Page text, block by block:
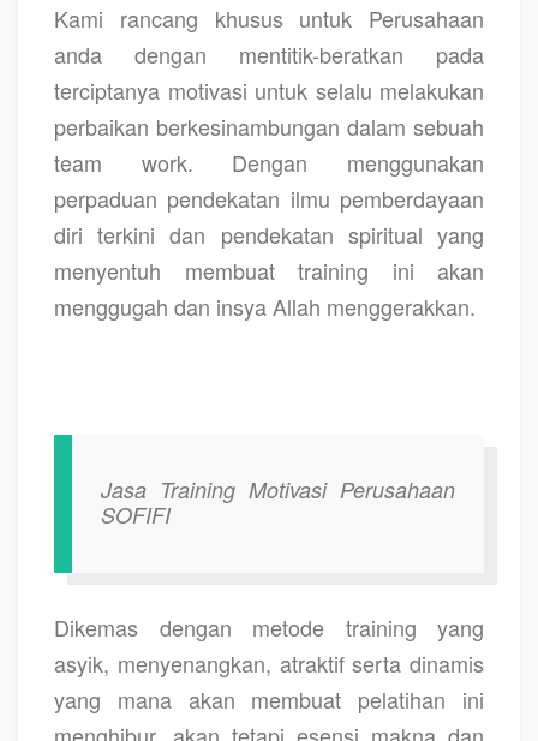
Kami rancang khusus untuk Perusahaan
anda dengan mentitik-beratkan pada
terciptanya motivasi untuk selalu melakukan
perbaikan berkesinambungan dalam sebuah
team work. Dengan menggunakan
perpaduan pendekatan ilmu pemberdayaan
diri terkini dan pendekatan spiritual yang
menyentuh membuat training ini akan
menggugah dan insya Allah menggerakkan.
Jasa Training Motivasi Perusahaan
SOFIFI
Dikemas dengan metode training yang
asyik, menyenangkan, atraktif serta dinamis
yang mana akan membuat pelatihan ini